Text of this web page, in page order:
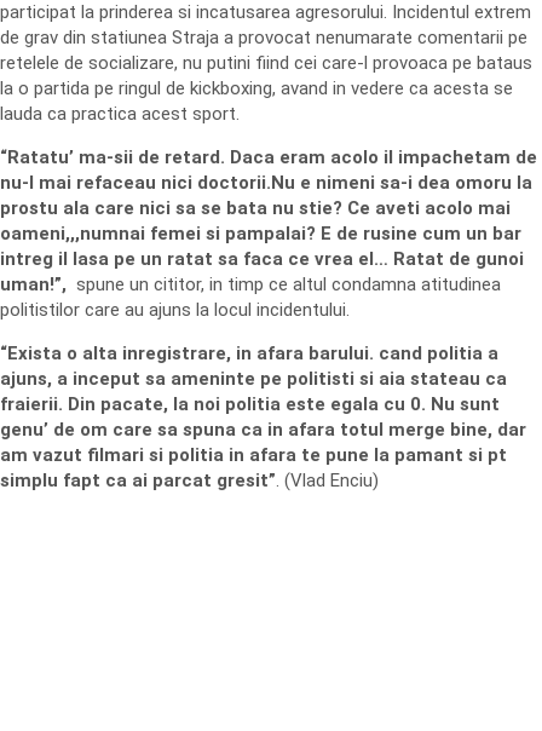
participat la prinderea si incatusarea agresorului. Incidentul extrem
de grav din statiunea Straja a provocat nenumarate comentarii pe
retelele de socializare, nu putini fiind cei care-l provoaca pe bataus
la o partida pe ringul de kickboxing, avand in vedere ca acesta se
lauda ca practica acest sport.
“Ratatu’ ma-sii de retard. Daca eram acolo il impachetam de
nu-l mai refaceau nici doctorii.Nu e nimeni sa-i dea omoru la
prostu ala care nici sa se bata nu stie? Ce aveti acolo mai
oameni,,,numnai femei si pampalai? E de rusine cum un bar
intreg il lasa pe un ratat sa faca ce vrea el… Ratat de gunoi
uman!”, spune un cititor, in timp ce altul condamna atitudinea
politistilor care au ajuns la locul incidentului.
“Exista o alta inregistrare, in afara barului. cand politia a
ajuns, a inceput sa ameninte pe politisti si aia stateau ca
fraierii. Din pacate, la noi politia este egala cu 0. Nu sunt
genu’ de om care sa spuna ca in afara totul merge bine, dar
am vazut filmari si politia in afara te pune la pamant si pt
simplu fapt ca ai parcat gresit”. (Vlad Enciu)